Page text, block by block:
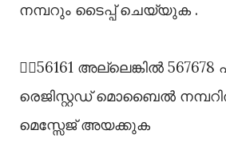
നമ്പറും ടൈപ്പ് ചെയ്യുക .
👉🏻56161 അല്ലെങ്കിൽ
രെജിസ്റ്റഡ് മൊബൈൽ
മെസ്സേജ് അയക്കുക